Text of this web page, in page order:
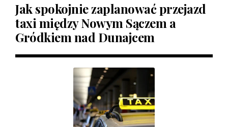
Jak spokojnie zaplanować przejazd
taxi między Nowym Sączem a
Gródkiem nad Dunajcem